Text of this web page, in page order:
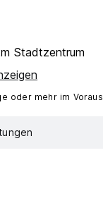
Stadtzentrum
oder mehr im Voraus